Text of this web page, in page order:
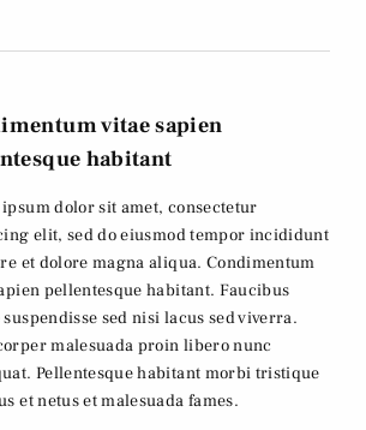
vitae sapien
habitant
dolor sit amet, consectetur
elit, sed do eiusmod tempor incididunt
et dolore magna aliqua. Condimentum
pellentesque habitant. Faucibus
sed nisi lacus sed viverra.
malesuada proin libero nunc
Pellentesque habitant morbi tristique
et netus et malesuada fames.